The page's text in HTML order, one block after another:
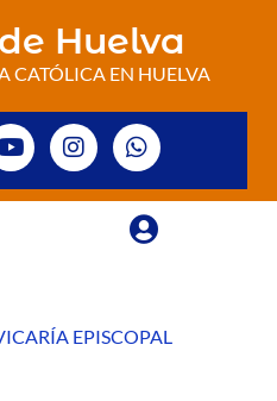
Huelva
CATÓLICA EN HUELVA
EPISCOPAL